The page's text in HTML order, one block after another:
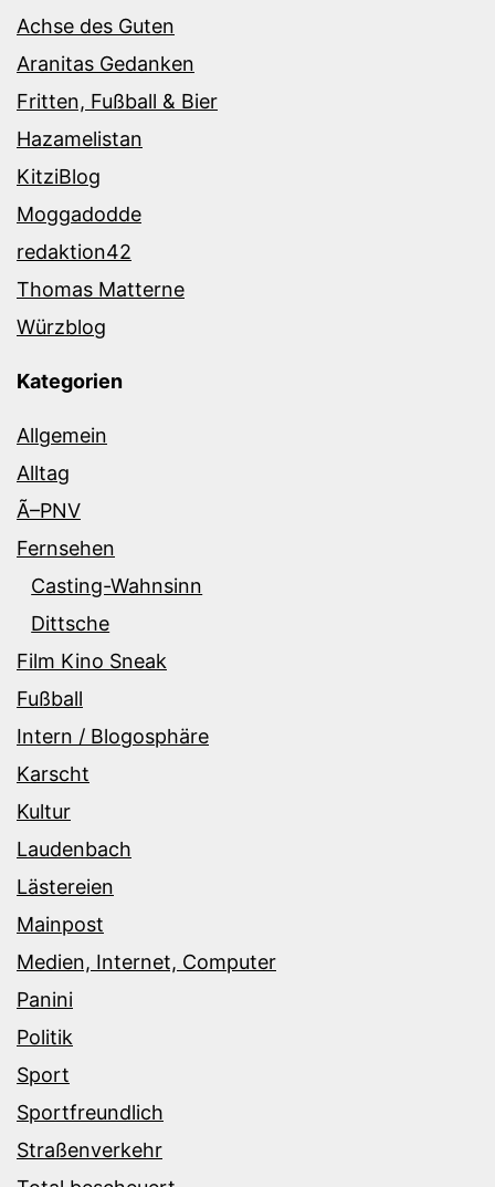
Achse des Guten
Aranitas Gedanken
Fritten, Fußball & Bier
Hazamelistan
KitziBlog
Moggadodde
redaktion42
Thomas Matterne
Würzblog
Kategorien
Allgemein
Alltag
Ã–PNV
Fernsehen
Casting-Wahnsinn
Dittsche
Film Kino Sneak
Fußball
Intern / Blogosphäre
Karscht
Kultur
Laudenbach
Lästereien
Mainpost
Medien, Internet, Computer
Panini
Politik
Sport
Sportfreundlich
Straßenverkehr